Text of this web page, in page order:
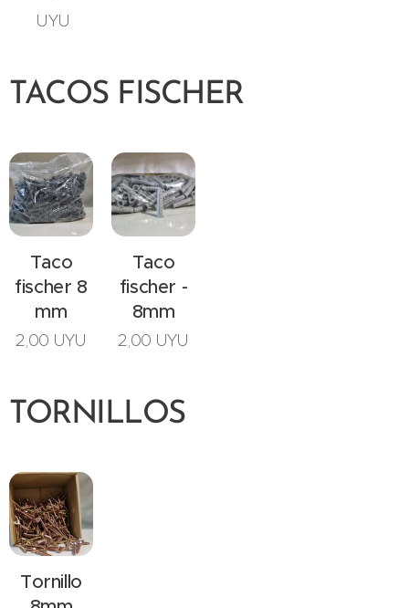
UYU
TACOS FISCHER
Taco
fischer 8
mm
2,00 UYU
Taco
fischer -
8mm
2,00 UYU
TORNILLOS
Tornillo